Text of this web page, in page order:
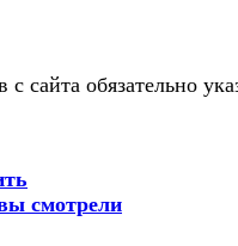
сайта обязательно
смотрели